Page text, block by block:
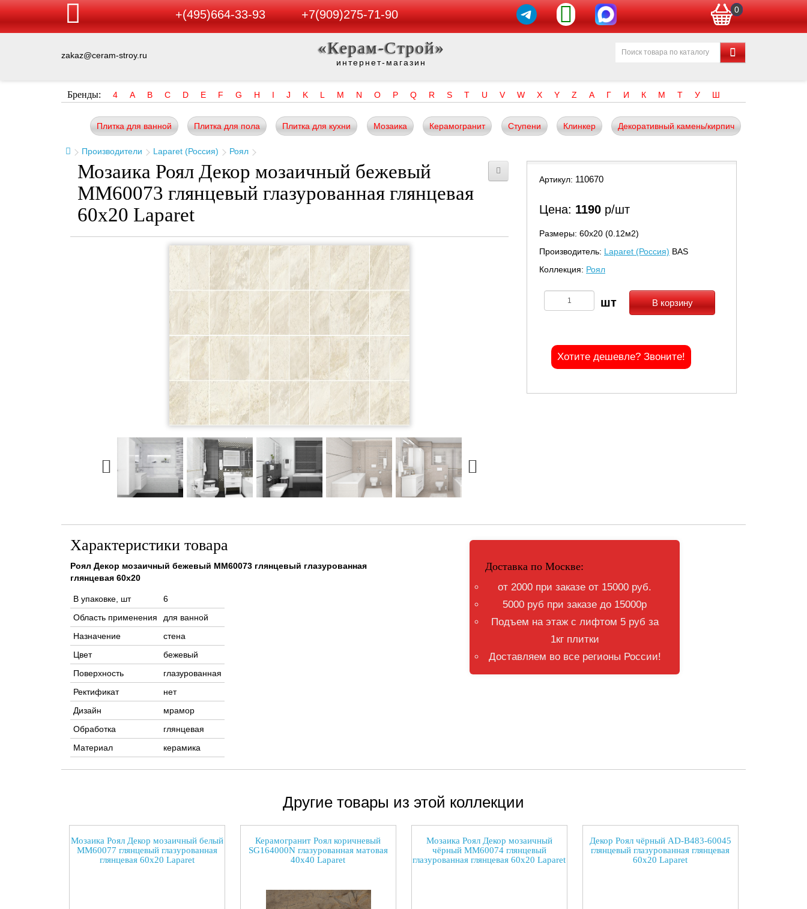
+(495)664-33-93 +7(909)275-71-90 0
zakaz@ceram-stroy.ru «Керам-Строй»
интернет-магазин
Бренды: 4 A B C D E F G H I J K L M N O P Q R S T U V W X Y Z А Г И К М Т У Ш
Плитка для ванной Плитка для пола Плитка для кухни Мозаика Керамогранит Ступени Клинкер Декоративный камень/кирпич
Производители Laparet (Россия) Роял
Мозаика Роял Декор мозаичный бежевый
ММ60073 глянцевый глазурованная глянцевая
60x20 Laparet
Артикул: 110670
Цена: 1190 р/шт
Размеры: 60х20 (0.12м2)
Производитель: Laparet (Россия) BAS
Коллекция: Роял
В корзину
Хотите дешевле? Звоните!
Характеристики товара
Роял Декор мозаичный бежевый ММ60073 глянцевый глазурованная
глянцевая 60x20
В упаковке, шт
6
Область применения
для ванной
Назначение
стена
Цвет
бежевый
Поверхность
глазурованная
Ректификат
нет
Дизайн
мрамор
Обработка
глянцевая
Материал
керамика
Доставка по Москве:
от 2000 при заказе от 15000 руб.
5000 руб при заказе до 15000р
Подъем на этаж с лифтом 5 руб за
1кг плитки
Доставляем во все регионы России!
Другие товары из этой коллекции
Мозаика Роял Декор мозаичный белый
ММ60077 глянцевый глазурованная
глянцевая 60x20 Laparet
Керамогранит Роял коричневый
SG164000N глазурованная матовая
40x40 Laparet
Мозаика Роял Декор мозаичный
чёрный ММ60074 глянцевый
глазурованная глянцевая 60x20 Laparet
Декор Роял чёрный AD-B483-60045
глянцевый глазурованная глянцевая
60x20 Laparet